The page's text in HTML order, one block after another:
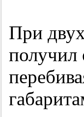
При
получил